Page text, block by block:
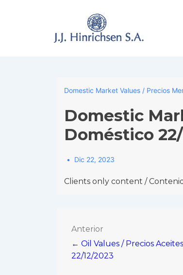
Domestic Market Values / Precios
Domestic
Doméstico
Dic 22, 2023
Clients only content /
Navegación
de
Anterior
← Oil Values / Precios Aceites
22/12/2023